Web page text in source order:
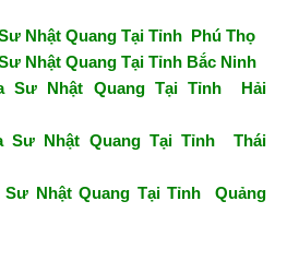
Nhật Quang Tại Tỉnh Phú Thọ
Nhật Quang Tại Tỉnh Bắc Ninh
Sư Nhật Quang Tại Tỉnh Hải
Sư Nhật Quang Tại Tỉnh Thái
Sư Nhật Quang Tại Tỉnh Quảng